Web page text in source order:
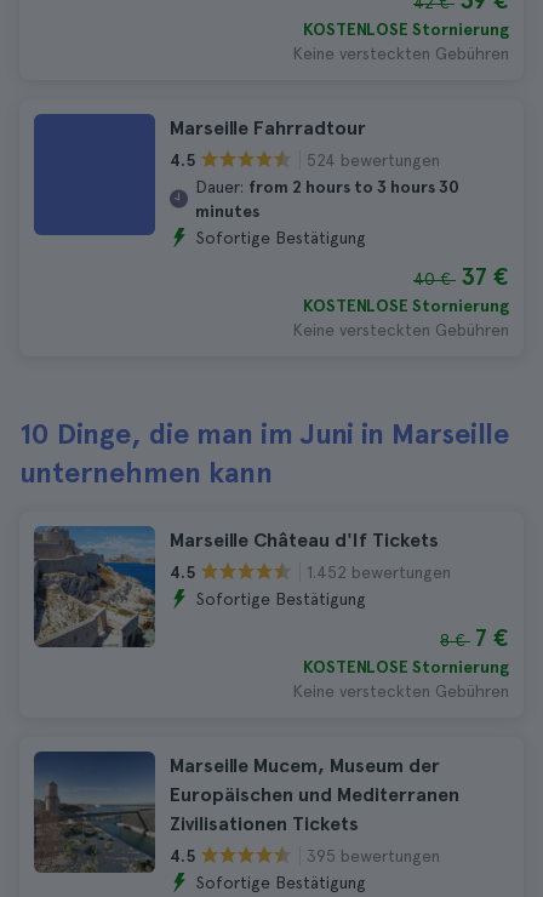
KOSTENLOSE Stornierung
Keine versteckten Gebühren
Marseille Fahrradtour
4.5
524 bewertungen
Dauer: from 2 hours to 3 hours 30
minutes
Sofortige Bestätigung
40 € 37 €
KOSTENLOSE Stornierung
Keine versteckten Gebühren
10 Dinge, die man im Juni in Marseille
unternehmen kann
Marseille Château d'If Tickets
4.5
1.452 bewertungen
Sofortige Bestätigung
8 € 7 €
KOSTENLOSE Stornierung
Keine versteckten Gebühren
Marseille Mucem, Museum der
Europäischen und Mediterranen
Zivilisationen Tickets
4.5
395 bewertungen
Sofortige Bestätigung